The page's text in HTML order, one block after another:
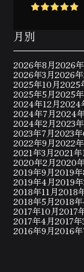
月別
2026年8月2026
2026年3月2026
2025年10月2025
2025年5月2025
2024年12月2024
2024年7月2024
2024年2月2023
2023年7月2023
2022年9月2022
2021年3月2021
2020年2月2020
2019年9月2019
2019年4月2019
2018年11月2018
2018年5月2018
2017年10月2017
2017年4月2017
2016年9月2016